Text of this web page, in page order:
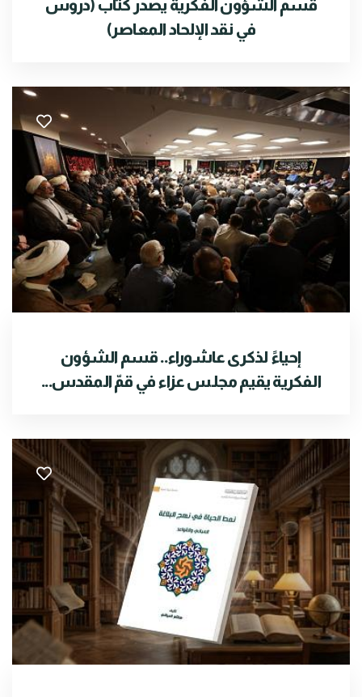
قسم الشؤون الفكرية يصدر كتاب (دروس
في نقد الإلحاد المعاصر)
إحياءً لذكرى عاشوراء.. قسم الشؤون
الفكرية يقيم مجلس عزاء في قمّ المقدس...